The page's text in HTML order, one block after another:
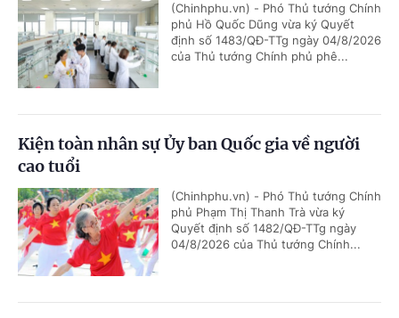
(Chinhphu.vn) - Phó Thủ tướng Chính
phủ Hồ Quốc Dũng vừa ký Quyết
định số 1483/QĐ-TTg ngày 04/8/2026
của Thủ tướng Chính phủ phê...
Kiện toàn nhân sự Ủy ban Quốc gia về người
cao tuổi
(Chinhphu.vn) - Phó Thủ tướng Chính
phủ Phạm Thị Thanh Trà vừa ký
Quyết định số 1482/QĐ-TTg ngày
04/8/2026 của Thủ tướng Chính...